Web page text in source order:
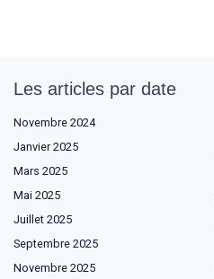
Les articles par date
Novembre 2024
Janvier 2025
Mars 2025
Mai 2025
Juillet 2025
Septembre 2025
Novembre 2025